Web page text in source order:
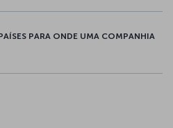
PARA ONDE UMA COMPANHIA